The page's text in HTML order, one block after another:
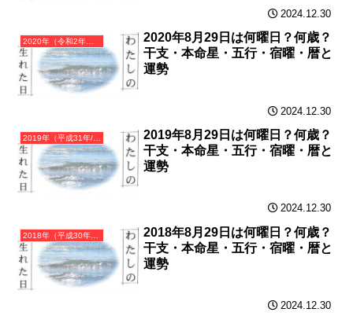
2024.12.30
2020年（令和2年）庚子（かのえね）・子年（ねずみ年）カレンダー（月曜はじまり）
2020年8月29日は何曜日？何歳？
干支・本命星・五行・宿曜・暦と
運勢
2024.12.30
2019年（平成31年/令和元年）己亥（つちのとい）・亥年（いのしし年）カレンダー（月曜はじまり）
2019年8月29日は何曜日？何歳？
干支・本命星・五行・宿曜・暦と
運勢
2024.12.30
2018年（平成30年）戊戌（つちのえいぬ）・戌年（いぬ年）カレンダー（月曜はじまり）
2018年8月29日は何曜日？何歳？
干支・本命星・五行・宿曜・暦と
運勢
2024.12.30